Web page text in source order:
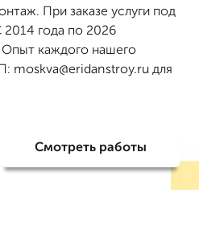
При заказе услуги под
2014 года по 2026
Опыт каждого нашего
moskva@eridanstroy.ru для
Смотреть работы